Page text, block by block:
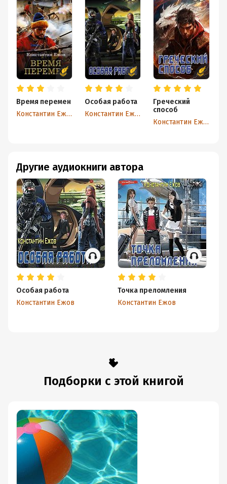
Время перемен
Константин Ежов
Особая работа
Константин Ежов
Греческий
способ
Константин Ежов
Другие аудиокниги автора
Особая работа
Константин Ежов
Точка преломления
Константин Ежов
Подборки с этой книгой